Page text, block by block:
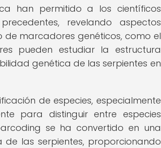
han permitido a los científicos
revelando aspectos
de marcadores genéticos, como el
pueden estudiar la estructura
genética de las serpientes en
de especies, especialmente
para distinguir entre especies
se ha convertido en una
las serpientes, proporcionando